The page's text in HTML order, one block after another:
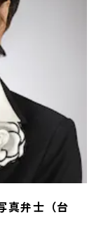
真弁士（台